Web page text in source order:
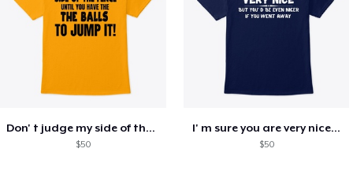
Don' t judge my side of the fence
$50
I' m sure you are very nice...
$50